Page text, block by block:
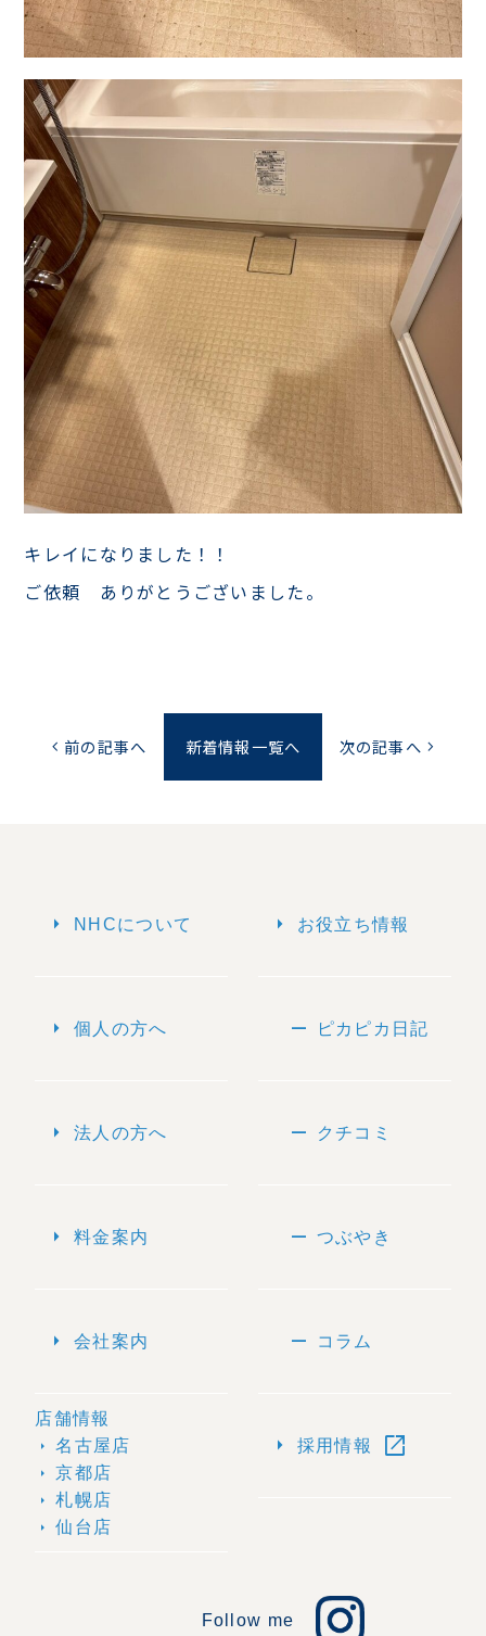
キレイになりました！！
ご依頼 ありがとうございました。
chevron_left 前の記事へ 新着情報一覧へ 次の記事へ chevron_right
arrow_right NHCについて
arrow_right 個人の方へ
arrow_right 法人の方へ
arrow_right 料金案内
arrow_right 会社案内
店舗情報
arrow_right 名古屋店
arrow_right 京都店
arrow_right 札幌店
arrow_right 仙台店
arrow_right お役立ち情報
remove ピカピカ日記
remove クチコミ
remove つぶやき
remove コラム
arrow_right 採用情報 open_in_new
Follow me